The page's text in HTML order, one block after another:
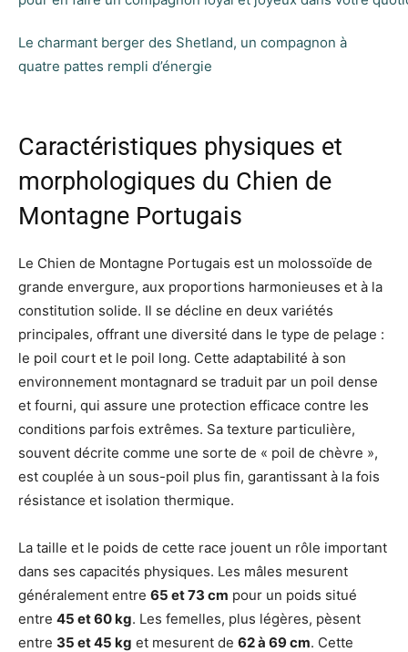
Le charmant berger des Shetland, un compagnon à
quatre pattes rempli d’énergie
Caractéristiques physiques et
morphologiques du Chien de
Montagne Portugais
Le Chien de Montagne Portugais est un molossoïde de
grande envergure, aux proportions harmonieuses et à la
constitution solide. Il se décline en deux variétés
principales, offrant une diversité dans le type de pelage :
le poil court et le poil long. Cette adaptabilité à son
environnement montagnard se traduit par un poil dense
et fourni, qui assure une protection efficace contre les
conditions parfois extrêmes. Sa texture particulière,
souvent décrite comme une sorte de « poil de chèvre »,
est couplée à un sous-poil plus fin, garantissant à la fois
résistance et isolation thermique.
La taille et le poids de cette race jouent un rôle important
dans ses capacités physiques. Les mâles mesurent
généralement entre 65 et 73 cm pour un poids situé
entre 45 et 60 kg. Les femelles, plus légères, pèsent
entre 35 et 45 kg et mesurent de 62 à 69 cm. Cette